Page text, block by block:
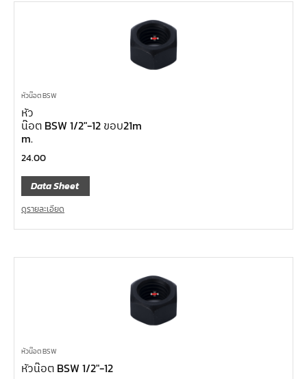
หัวน๊อต BSW
หัว
น๊อต BSW 1/2″-12 ขอบ21m
m.
24.00
Data Sheet
ดูรายละเอียด
หัวน๊อต BSW
หัวน๊อต BSW 1/2″-12